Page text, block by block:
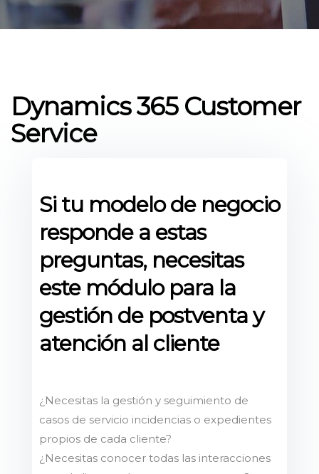
Dynamics 365 Customer
Service
Si tu modelo de negocio
responde a estas
preguntas, necesitas
este módulo para la
gestión de postventa y
atención al cliente
¿Necesitas la gestión y seguimiento de
casos de servicio incidencias o expedientes
propios de cada cliente?
¿Necesitas conocer todas las interacciones